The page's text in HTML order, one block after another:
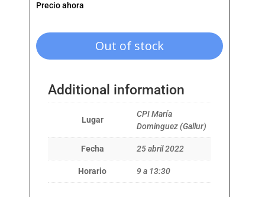
Precio ahora
Out of stock
Additional information
Lugar
CPI María
Dominguez (Gallur)
Fecha 25 abril 2022
Horario 9 a 13:30